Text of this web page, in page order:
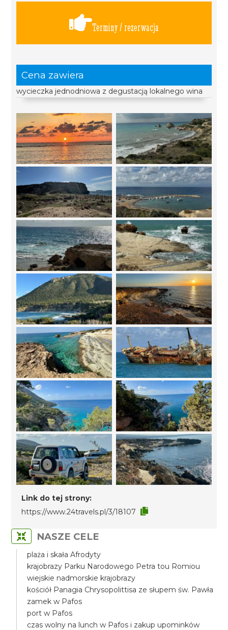
Terminy / rezerwacja
Cena zawiera
wycieczka jednodniowa z degustacją lokalnego wina
Link do tej strony:
https://www.24travels.pl/3/18107
NASZE CELE
plaża i skała Afrodyty
krajobrazy Parku Narodowego Petra tou Romiou
wiejskie nadmorskie krajobrazy
kościół Panagia Chrysopolittisa ze słupem św. Pawła
zamek w Pafos
port w Pafos
czas wolny na lunch w Pafos i zakup upominków